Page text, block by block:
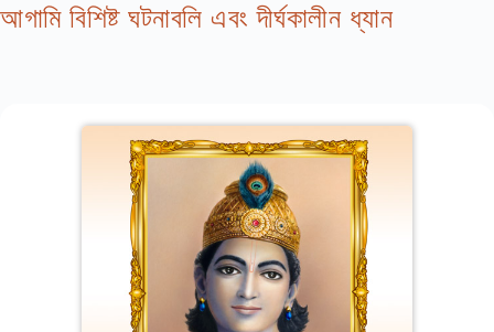
আগামি বিশিষ্ট ঘটনাবলি এবং দীর্ঘকালীন ধ্যান